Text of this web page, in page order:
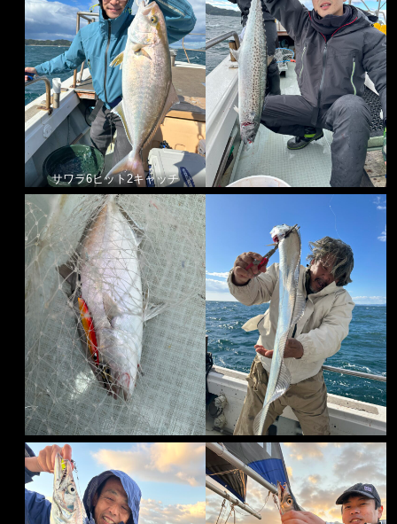
サワラ6ヒット2キャッチ